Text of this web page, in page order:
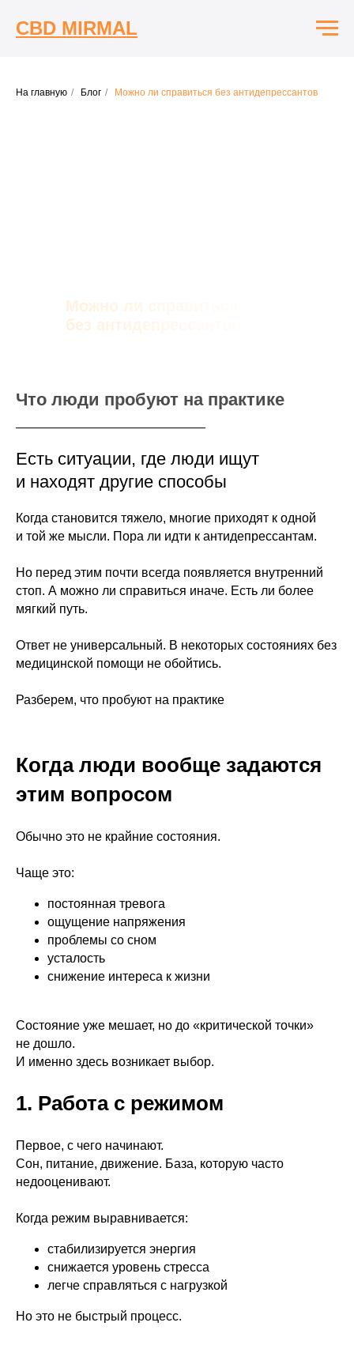
CBD MIRMAL
На главную / Блог / Можно ли справиться без антидепрессантов
Можно ли справиться
без антидепрессантов
Что люди пробуют на практике
Есть ситуации, где люди ищут
и находят другие способы
Когда становится тяжело, многие приходят к одной
и той же мысли. Пора ли идти к антидепрессантам.
Но перед этим почти всегда появляется внутренний
стоп. А можно ли справиться иначе. Есть ли более
мягкий путь.
Ответ не универсальный. В некоторых состояниях без
медицинской помощи не обойтись.
Разберем, что пробуют на практике
Когда люди вообще задаются
этим вопросом
Обычно это не крайние состояния.
Чаще это:
постоянная тревога
ощущение напряжения
проблемы со сном
усталость
снижение интереса к жизни
Состояние уже мешает, но до «критической точки»
не дошло.
И именно здесь возникает выбор.
1. Работа с режимом
Первое, с чего начинают.
Сон, питание, движение. База, которую часто
недооценивают.
Когда режим выравнивается:
стабилизируется энергия
снижается уровень стресса
легче справляться с нагрузкой
Но это не быстрый процесс.